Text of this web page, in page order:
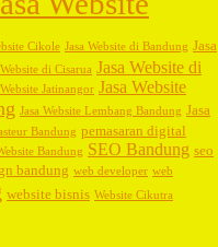
Cikole Jasa Website di Bandung Jasa
Website di Cisarua Jasa Website di
Website Jatinangor Jasa Website
Jasa Website Lembang Bandung Jasa
Bandung pemasaran digital
Bandung SEO Bandung seo
bandung web developer web
website bisnis Website Cikutra